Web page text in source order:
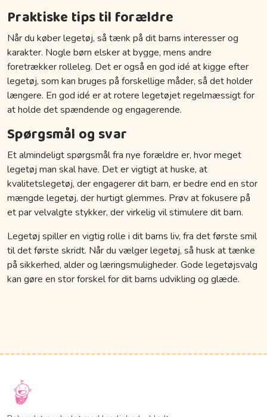
Praktiske tips til forældre
Når du køber legetøj, så tænk på dit barns interesser og
karakter. Nogle børn elsker at bygge, mens andre
foretrækker rolleleg. Det er også en god idé at kigge efter
legetøj, som kan bruges på forskellige måder, så det holder
længere. En god idé er at rotere legetøjet regelmæssigt for
at holde det spændende og engagerende.
Spørgsmål og svar
Et almindeligt spørgsmål fra nye forældre er, hvor meget
legetøj man skal have. Det er vigtigt at huske, at
kvalitetslegetøj, der engagerer dit barn, er bedre end en stor
mængde legetøj, der hurtigt glemmes. Prøv at fokusere på
et par velvalgte stykker, der virkelig vil stimulere dit barn.
Legetøj spiller en vigtig rolle i dit barns liv, fra det første smil
til det første skridt. Når du vælger legetøj, så husk at tænke
på sikkerhed, alder og læringsmuligheder. Gode legetøjsvalg
kan gøre en stor forskel for dit barns udvikling og glæde.